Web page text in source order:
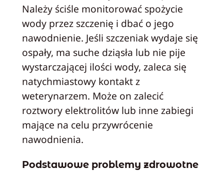
Należy ściśle monitorować spożycie
wody przez szczenię i dbać o jego
nawodnienie. Jeśli szczeniak wydaje się
ospały, ma suche dziąsła lub nie pije
wystarczającej ilości wody, zaleca się
natychmiastowy kontakt z
weterynarzem. Może on zalecić
roztwory elektrolitów lub inne zabiegi
mające na celu przywrócenie
nawodnienia.
Podstawowe problemy zdrowotne